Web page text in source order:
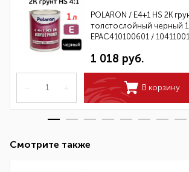
POLARON / E4+1 HS 2K
толстослойный черный
EPAC410100601 /
1 018 руб.
– + В корзину
Смотрите также